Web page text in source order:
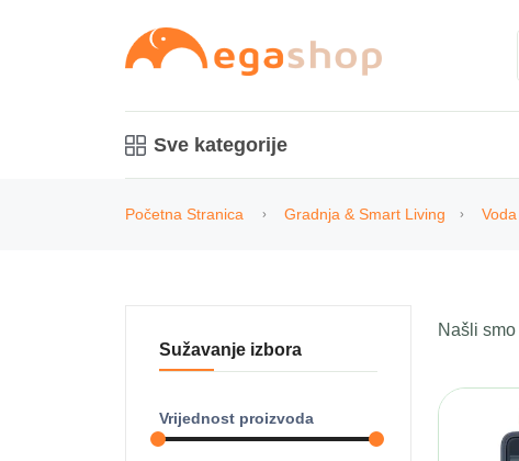
Sve kategorije
Početna Stranica Gradnja & Smart Living Voda
Našli smo
Sužavanje izbora
Vrijednost proizvoda